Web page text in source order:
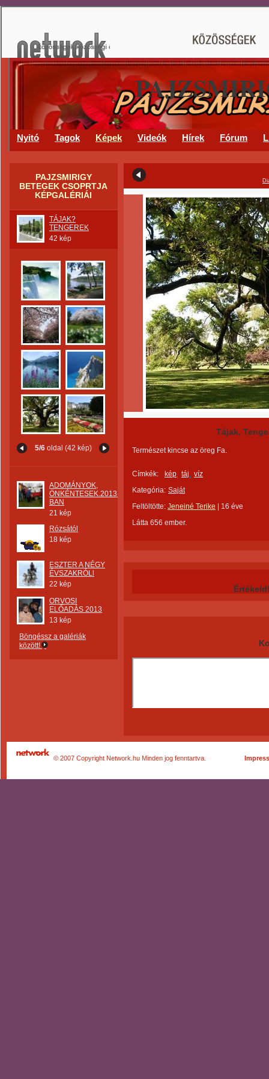
Nyitó Tagok Képek Videók Hírek Fórum
PAJZSMIRIGY
BETEGEK CSOPRTJA
KÉPGALÉRIÁI
TÁJAK?
TENGEREK
42 kép
5/6 oldal (42 kép)
ADOMÁNYOK,
ÖNKÉNTESEK.2013-
BAN
21 kép
Rózsától
18 kép
ESZTER A NÉGY
ÉVSZAKRÓLl
22 kép
ORVOSI
ELŐADÁS 2013
13 kép
Böngéssz a galériák
között!
Tájak,
Természet kincse az öreg Fa.
Címkék: kép táj
víz
Kategória: Saját
Feltöltötte: Jeneiné Terike
16 éve
Látta 656 ember.
© 2007 Copyright Network.hu Minden jog fenntartva.